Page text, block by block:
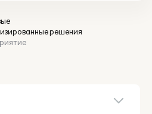
решения